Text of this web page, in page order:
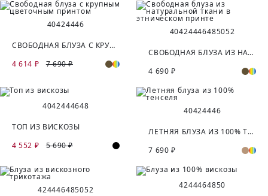
40424446
СВОБОДНАЯ БЛУЗА С КРУПНЫМ ЦВЕТОЧНЫМ ПРИНТОМ
4 614 ₽
7 690 ₽
40424446485052
СВОБОДНАЯ БЛУЗА ИЗ НАТУРАЛЬНОЙ ТКАНИ В ЭТНИЧЕСКОМ ПРИНТЕ
4 690 ₽
4042444648
ТОП ИЗ ВИСКОЗЫ
4 552 ₽
5 690 ₽
40424446
ЛЕТНЯЯ БЛУЗА ИЗ 100% ТЕНСЕЛЯ
7 690 ₽
424446485052 4244464850